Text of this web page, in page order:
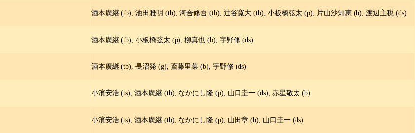
酒本廣継 (tb), 池田雅明 (tb), 河合修吾 (tb), 辻谷寛大 (tb), 小板橋弦太 (p), 片山沙知恵 (b), 渡辺主税 (ds)
酒本廣継 (tb), 小板橋弦太 (p), 柳真也 (b), 宇野修 (ds)
酒本廣継 (tb), 長沼発 (g), 斎藤里菜 (b), 宇野修 (ds)
小濱安浩 (ts), 酒本廣継 (tb), なかにし隆 (p), 山口圭一 (ds), 赤星敬太 (b)
小濱安浩 (ts), 酒本廣継 (tb), なかにし隆 (p), 山田章 (b), 山口圭一 (ds)